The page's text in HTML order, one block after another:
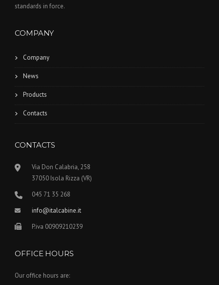
standards in force.
COMPANY
Company
News
Products
Contacts
CONTACTS
Via Don Calabria, 258
37050 Isola Rizza (VR)
045 71 35 268
info@italcabine.it
P.iva 00909210239
OFFICE HOURS
Our office hours are: